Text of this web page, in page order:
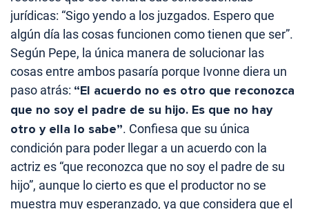
jurídicas: “Sigo yendo a los juzgados. Espero que
algún día las cosas funcionen como tienen que ser”.
Según Pepe, la única manera de solucionar las
cosas entre ambos pasaría porque Ivonne diera un
paso atrás: “El acuerdo no es otro que reconozca
que no soy el padre de su hijo. Es que no hay
otro y ella lo sabe”. Confiesa que su única
condición para poder llegar a un acuerdo con la
actriz es “que reconozca que no soy el padre de su
hijo”, aunque lo cierto es que el productor no se
muestra muy esperanzado, ya que considera que el